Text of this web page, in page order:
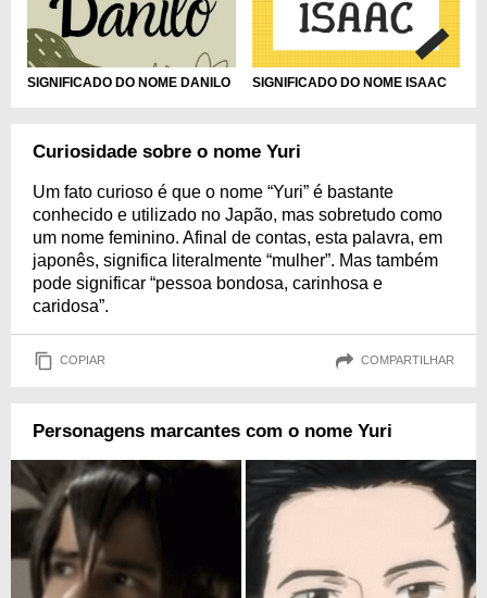
SIGNIFICADO DO NOME DANILO SIGNIFICADO DO NOME ISAAC
Curiosidade sobre o nome Yuri
Um fato curioso é que o nome “Yuri” é bastante
conhecido e utilizado no Japão, mas sobretudo como
um nome feminino. Afinal de contas, esta palavra, em
japonês, significa literalmente “mulher”. Mas também
pode significar “pessoa bondosa, carinhosa e
caridosa”.
COPIAR COMPARTILHAR
Personagens marcantes com o nome Yuri